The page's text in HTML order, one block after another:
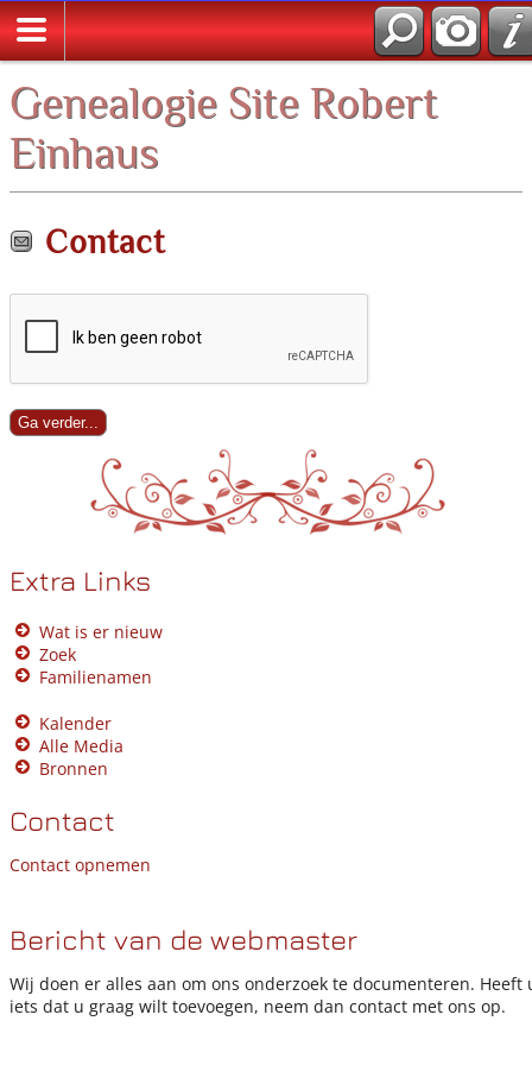
Genealogie Site Robert
Einhaus
Contact
Extra Links
Wat is er nieuw
Zoek
Familienamen
Kalender
Alle Media
Bronnen
Contact
Contact opnemen
Bericht van de webmaster
Wij doen er alles aan om ons onderzoek te documenteren. Heeft
iets dat u graag wilt toevoegen, neem dan contact met ons op.